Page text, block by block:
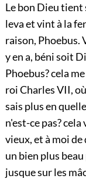
Le bon Dieu tient
leva et vint à la
raison, Phoebus.
y en a, béni soit
Phoebus? cela
roi Charles VII,
sais plus en
n'est-ce pas?
vieux, et à moi
un bien plus
jusque sur les